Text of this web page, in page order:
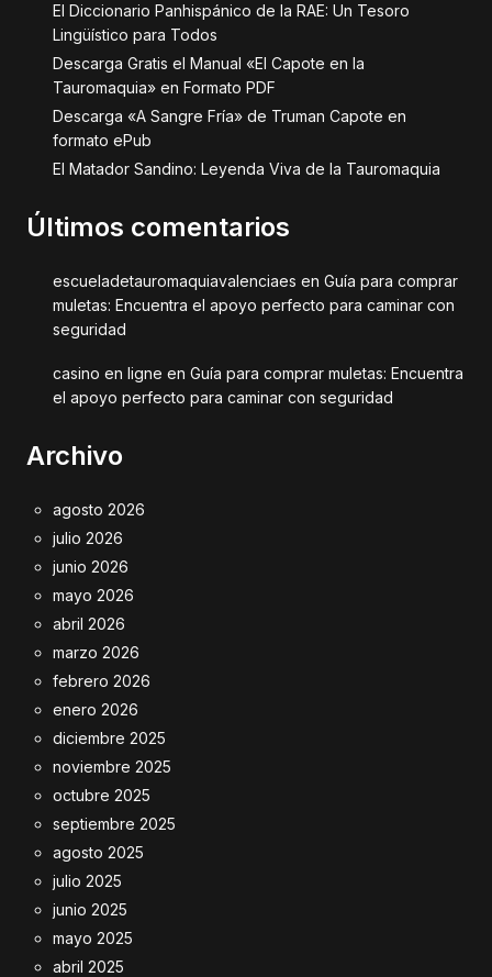
El Diccionario Panhispánico de la RAE: Un Tesoro
Lingüístico para Todos
Descarga Gratis el Manual «El Capote en la
Tauromaquia» en Formato PDF
Descarga «A Sangre Fría» de Truman Capote en
formato ePub
El Matador Sandino: Leyenda Viva de la Tauromaquia
Últimos comentarios
escueladetauromaquiavalenciaes en Guía para comprar
muletas: Encuentra el apoyo perfecto para caminar con
seguridad
casino en ligne en Guía para comprar muletas: Encuentra
el apoyo perfecto para caminar con seguridad
Archivo
agosto 2026
julio 2026
junio 2026
mayo 2026
abril 2026
marzo 2026
febrero 2026
enero 2026
diciembre 2025
noviembre 2025
octubre 2025
septiembre 2025
agosto 2025
julio 2025
junio 2025
mayo 2025
abril 2025